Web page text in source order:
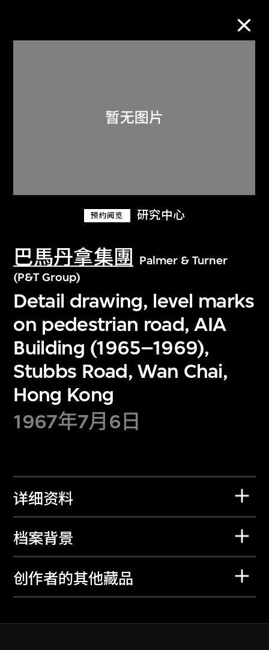
预约阅览 研究中心
巴馬丹拿集團
Palmer & Turner
(P&T Group)
Detail drawing, level marks
on pedestrian road, AIA
Building (1965–1969),
Stubbs Road, Wan Chai,
Hong Kong
1967年7月6日
详细资料
档案背景
创作者的其他藏品
关于M+藏品
探索世界顶级的二十及二十一世纪视觉
文化藏品。